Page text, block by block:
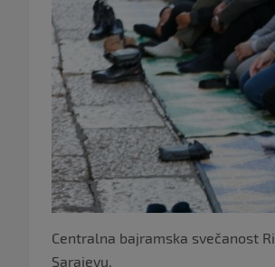
Centralna bajramska svečanost
Sarajevu.